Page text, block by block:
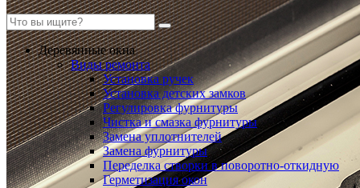
Деревянные окна
Виды ремонта
Установка ручек
Установка детских замков
Регулировка фурнитуры
Чистка и смазка фурнитуры
Замена уплотнителей
Замена фурнитуры
Переделка створки в поворотно-откидную
Герметизация окон